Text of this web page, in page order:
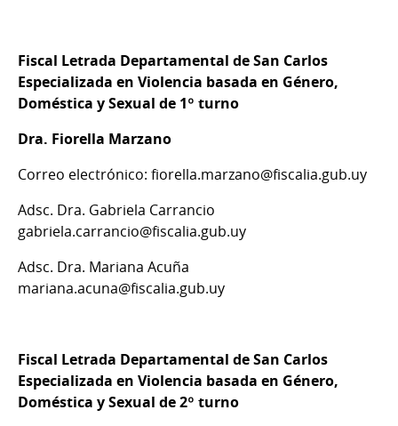
Fiscal Letrada Departamental de San Carlos
Especializada en Violencia basada en Género,
Doméstica y Sexual de 1º turno
Dra. Fiorella Marzano
Correo electrónico: fiorella.marzano@fiscalia.gub.uy
Adsc. Dra. Gabriela Carrancio
gabriela.carrancio@fiscalia.gub.uy
Adsc. Dra. Mariana Acuña
mariana.acuna@fiscalia.gub.uy
Fiscal Letrada Departamental de San Carlos
Especializada en Violencia basada en Género,
Doméstica y Sexual de 2º turno